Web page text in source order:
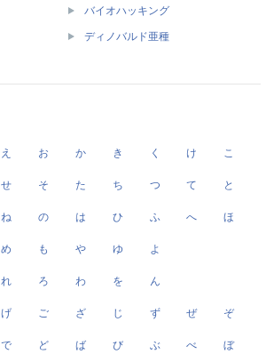
バイオハッキング
ディノバルド亜種
え お か き く け こ
せ そ た ち つ て と
ね の は ひ ふ へ ほ
め も や ゆ よ
れ ろ わ を ん
げ ご ざ じ ず ぜ ぞ
で ど ば び ぶ べ ぼ